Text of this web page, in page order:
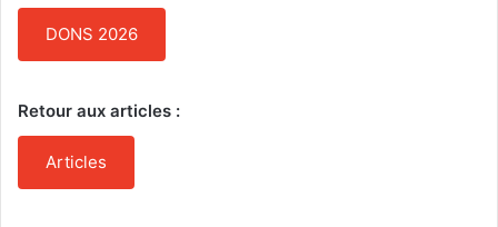
DONS 2026
Retour aux articles :
Articles